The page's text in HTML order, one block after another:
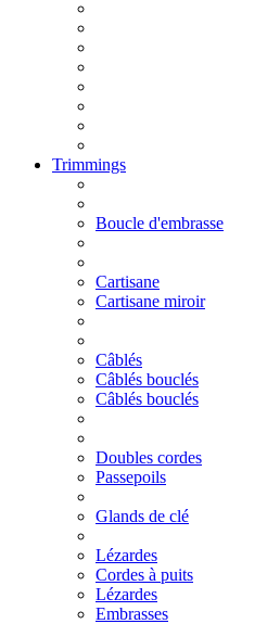
Trimmings
Boucle d'embrasse
Cartisane
Cartisane miroir
Câblés
Câblés bouclés
Câblés bouclés
Doubles cordes
Passepoils
Glands de clé
Lézardes
Cordes à puits
Lézardes
Embrasses